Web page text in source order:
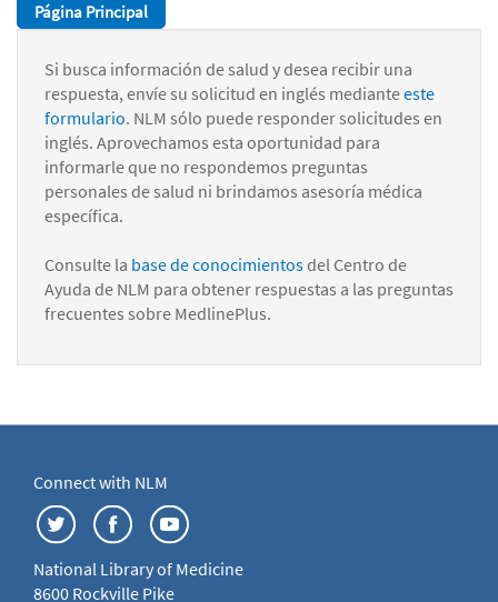
Página Principal
Si busca información de salud y desea recibir una
respuesta, envíe su solicitud en inglés medianteeste
formulario. NLM sólo puede responder solicitudes en
inglés. Aprovechamos esta oportunidad para
informarle que no respondemos preguntas
personales de salud ni brindamos asesoría médica
específica.
Consulte la base de conocimientosdel Centro de
Ayuda de NLM para obtener respuestas a las preguntas
frecuentes sobre MedlinePlus.
Connect with NLM
National Library of Medicine
8600 Rockville Pike